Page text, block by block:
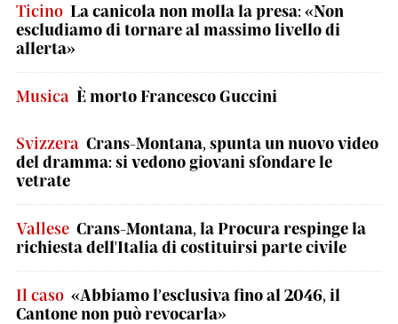
Ticino La canicola non molla la presa: «Non
escludiamo di tornare al massimo livello di
allerta»
Musica È morto Francesco Guccini
Svizzera Crans-Montana, spunta un nuovo video
del dramma: si vedono giovani sfondare le
vetrate
Vallese Crans-Montana, la Procura respinge la
richiesta dell'Italia di costituirsi parte civile
Il caso «Abbiamo l’esclusiva fino al 2046, il
Cantone non può revocarla»